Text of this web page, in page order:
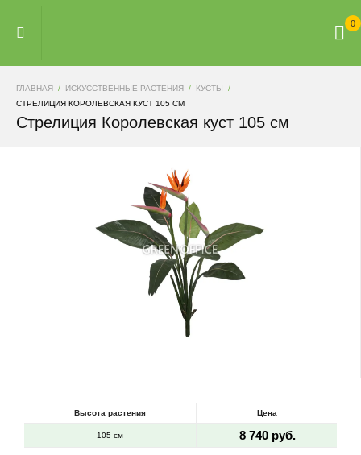
0
ГЛАВНАЯ ИСКУССТВЕННЫЕ РАСТЕНИЯ
КУСТЫ
СТРЕЛИЦИЯ КОРОЛЕВСКАЯ КУСТ 105 СМ
Стрелиция Королевская куст 105 см
Высота растения Цена
105 см 8 740 руб.